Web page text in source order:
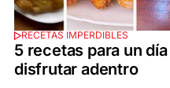
RECETAS IMPERDIBLES
5 recetas para un
disfrutar adentro